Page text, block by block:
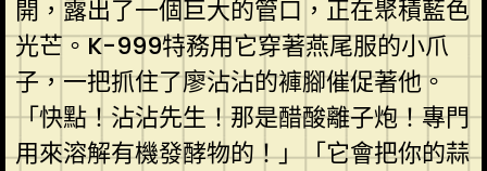
開，露出了一個巨大的管口，正在聚積藍色
光芒。K-999特務用它穿著燕尾服的小爪
子，一把抓住了廖沾沾的褲腳催促著他。
「快點！沾沾先生！那是醋酸離子炮！專門
用來溶解有機發酵物的！」「它會把你的蒜